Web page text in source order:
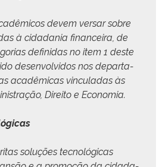
devem ver­sar sobre
à cidada­nia finan­ceira, de
definidas no item 1 deste
desen­volvi­dos nos depar­ta­
acadêmi­cas vin­cu­ladas às
Dire­ito e Economia.
soluções tec­nológ­i­cas